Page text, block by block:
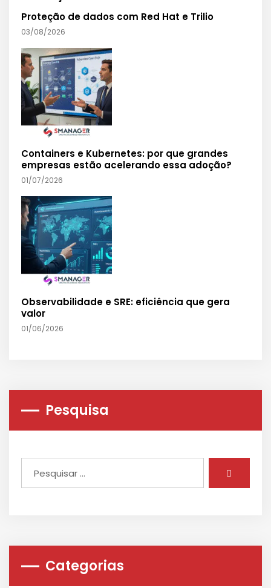
Proteção de dados com Red Hat e Trilio
03/08/2026
Containers e Kubernetes: por que grandes
empresas estão acelerando essa adoção?
01/07/2026
Observabilidade e SRE: eficiência que gera
valor
01/06/2026
Pesquisa
Categorias